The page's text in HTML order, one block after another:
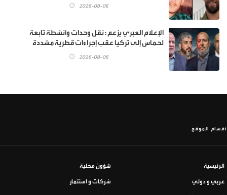
2026-08-06
الإعلام العبري يزعم : نقل وحدات وأنشطة تابعة
لحماس إلى تركيا عقب إجراءات قطرية مشددة
2026-08-06
أقسام الموقع
الرئيسية شؤون محلية
عربي و دولي شركات و استثمار